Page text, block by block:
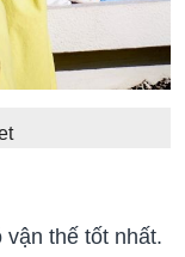
thế tốt nhất.